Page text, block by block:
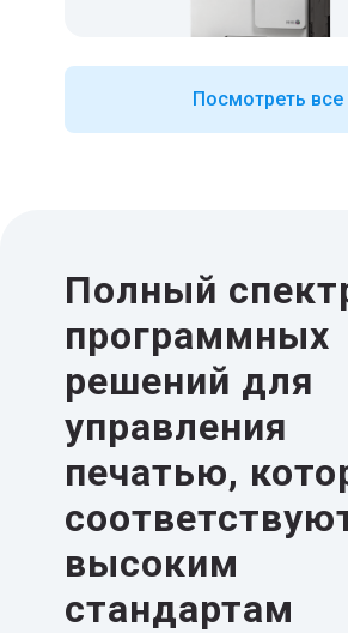
Посмотреть все
Полный
программных
решений для
управления
печатью,
высоким
стандартам